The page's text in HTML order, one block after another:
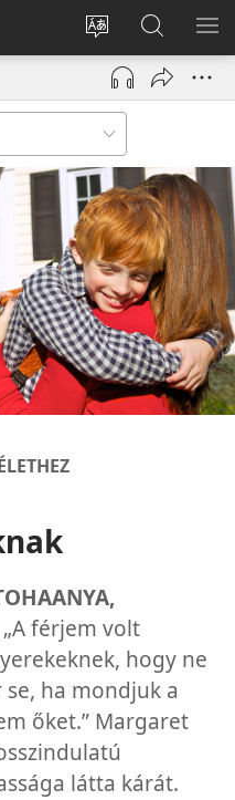
Oldal
nyelvének
megváltoztatása
Bejelentkezés
(opens
window)
Keresés
a jw.org
honlapon
férjem volt
hogy ne
ha mondjuk a
őket.” Margaret
látta kárát.